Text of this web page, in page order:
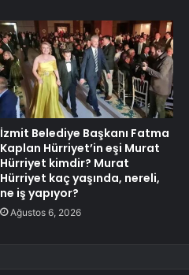
İzmit Belediye Başkanı Fatma
Kaplan Hürriyet’in eşi Murat
Hürriyet kimdir? Murat
Hürriyet kaç yaşında, nereli,
ne iş yapıyor?
Ağustos 6, 2026